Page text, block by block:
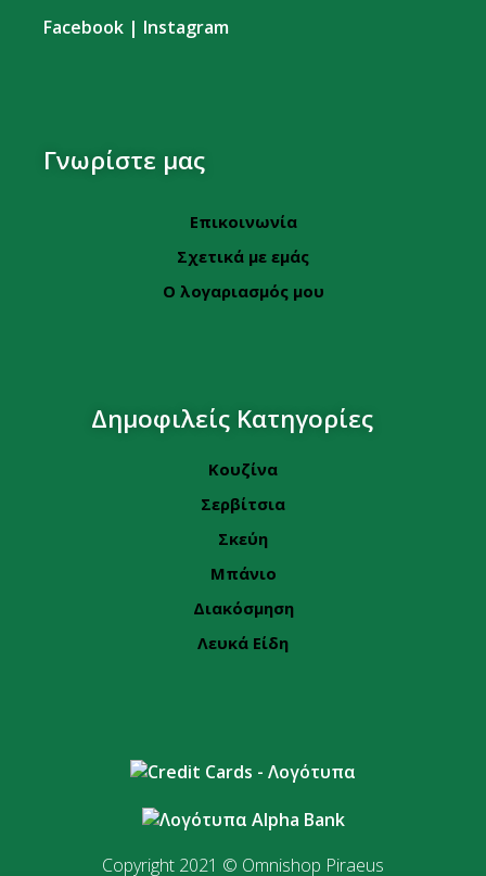
Facebook | Instagram
Γνωρίστε μας
Επικοινωνία
Σχετικά με εμάς
Ο λογαριασμός μου
Δημοφιλείς Κατηγορίες
Κουζίνα
Σερβίτσια
Σκεύη
Μπάνιο
Διακόσμηση
Λευκά Είδη
Copyright 2021 © Omnishop Piraeus